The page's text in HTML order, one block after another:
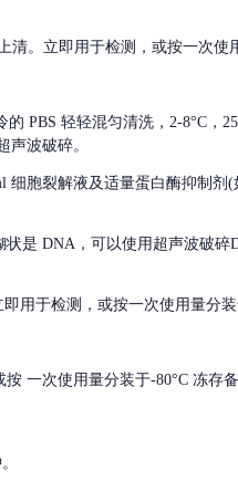
清。立即用于检测，或按一次使
PBS 轻轻混匀清洗，2-8°C
声波破碎。
细胞裂解液及适量蛋白酶抑制
状是 DNA，可以使用超声波破碎
用于检测，或按一次使用量分装
一次使用量分装于-80°C 冻存备